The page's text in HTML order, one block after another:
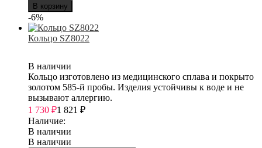
В корзину
-6%
Кольцо SZ8022
В наличии
Кольцо изготовлено из медицинского сплава и покрыто
золотом 585-й пробы. Изделия устойчивы к воде и не
вызывают аллергию.
1 730 ₽1 821 ₽
Наличие:
В наличии
В наличии